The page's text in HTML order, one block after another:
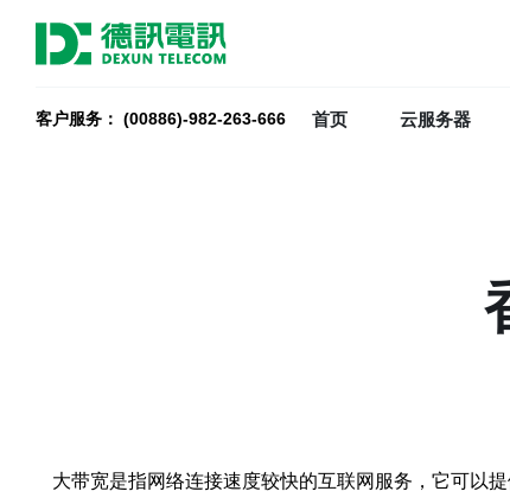
客户服务： (00886)-982-263-666 首页 云服务器
大带宽是指网络连接速度较快的互联网服务，它可以